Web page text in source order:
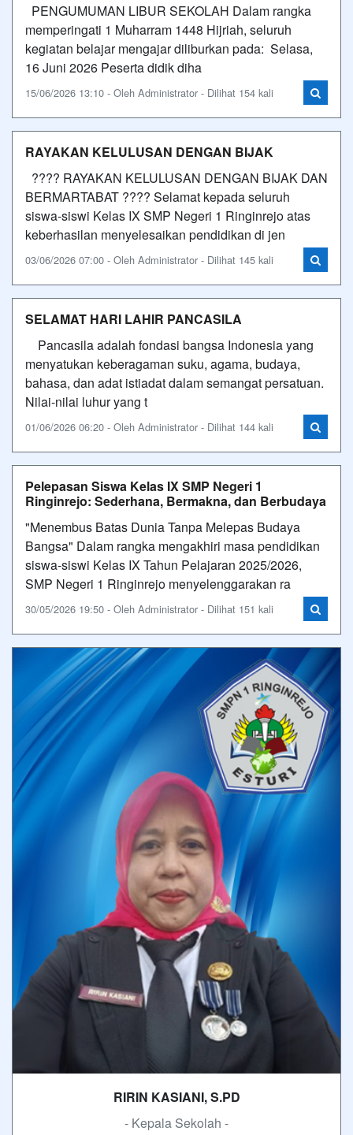
PENGUMUMAN LIBUR SEKOLAH Dalam rangka
memperingati 1 Muharram 1448 Hijriah, seluruh
kegiatan belajar mengajar diliburkan pada: Selasa,
16 Juni 2026 Peserta didik diha
15/06/2026 13:10 - Oleh Administrator - Dilihat 154 kali
RAYAKAN KELULUSAN DENGAN BIJAK
???? RAYAKAN KELULUSAN DENGAN BIJAK DAN
BERMARTABAT ???? Selamat kepada seluruh
siswa-siswi Kelas IX SMP Negeri 1 Ringinrejo atas
keberhasilan menyelesaikan pendidikan di jen
03/06/2026 07:00 - Oleh Administrator - Dilihat 145 kali
SELAMAT HARI LAHIR PANCASILA
Pancasila adalah fondasi bangsa Indonesia yang
menyatukan keberagaman suku, agama, budaya,
bahasa, dan adat istiadat dalam semangat persatuan.
Nilai-nilai luhur yang t
01/06/2026 06:20 - Oleh Administrator - Dilihat 144 kali
Pelepasan Siswa Kelas IX SMP Negeri 1
Ringinrejo: Sederhana, Bermakna, dan Berbudaya
"Menembus Batas Dunia Tanpa Melepas Budaya
Bangsa" Dalam rangka mengakhiri masa pendidikan
siswa-siswi Kelas IX Tahun Pelajaran 2025/2026,
SMP Negeri 1 Ringinrejo menyelenggarakan ra
30/05/2026 19:50 - Oleh Administrator - Dilihat 151 kali
RIRIN KASIANI, S.PD
- Kepala Sekolah -